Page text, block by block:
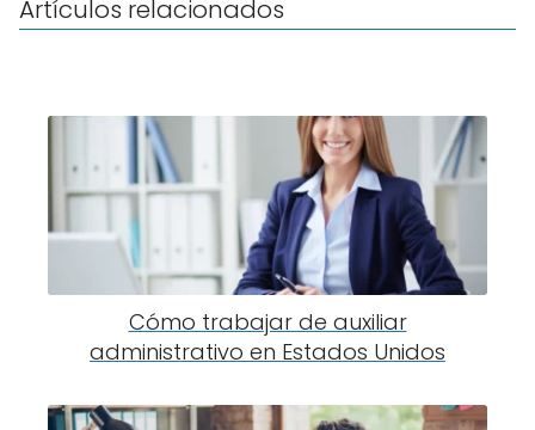
Artículos relacionados
Cómo trabajar de auxiliar
administrativo en Estados Unidos